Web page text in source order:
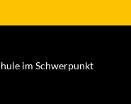
im Schwerpunkt